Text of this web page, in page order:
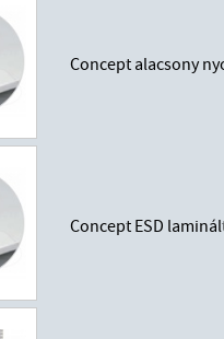
Concept alacsony
Concept ESD